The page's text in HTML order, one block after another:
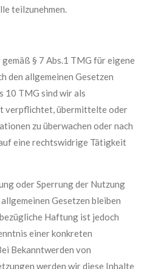
teilzunehmen.
§ 7 Abs.1 TMG für eigene
den allgemeinen Gesetzen
10 TMG sind wir als
verpflichtet, übermittelte oder
zu überwachen oder nach
eine rechtswidrige Tätigkeit
oder Sperrung der Nutzung
Gesetzen bleiben
Haftung ist jedoch
einer konkreten
Bekanntwerden von
werden wir diese Inhalte